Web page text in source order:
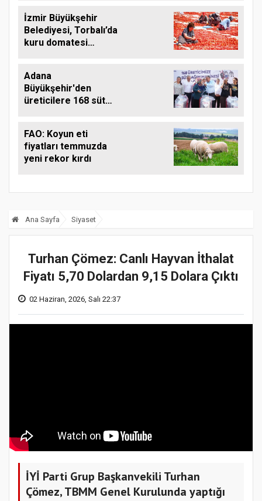
İzmir Büyükşehir
Belediyesi, Torbalı’da
kuru domatesi
Adana
Büyükşehir'den
üreticilere 168 süt
FAO: Koyun eti
fiyatları temmuzda
yeni rekor kırdı
Ana Sayfa Siyaset
Turhan Çömez: Canlı Hayvan İthalat
Fiyatı 5,70 Dolardan 9,15 Dolara Çıktı
02 Haziran, 2026, Salı 22:37
İYİ Parti Grup Başkanvekili Turhan
Çömez, TBMM Genel Kurulunda yaptığı